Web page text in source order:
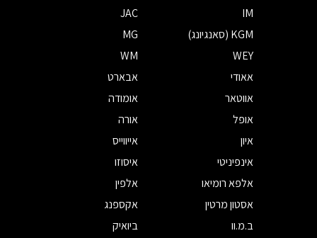
IM
JAC
KGM (סאנגיונג)
MG
WEY
WM
אאודי
אבארט
אווטאר
אומודה
אופל
אורה
איון
אייווייס
אינפיניטי
איסוזו
אלפא רומיאו
אלפין
אסטון מרטין
אקספנג
ב.מ.וו
ביואיק